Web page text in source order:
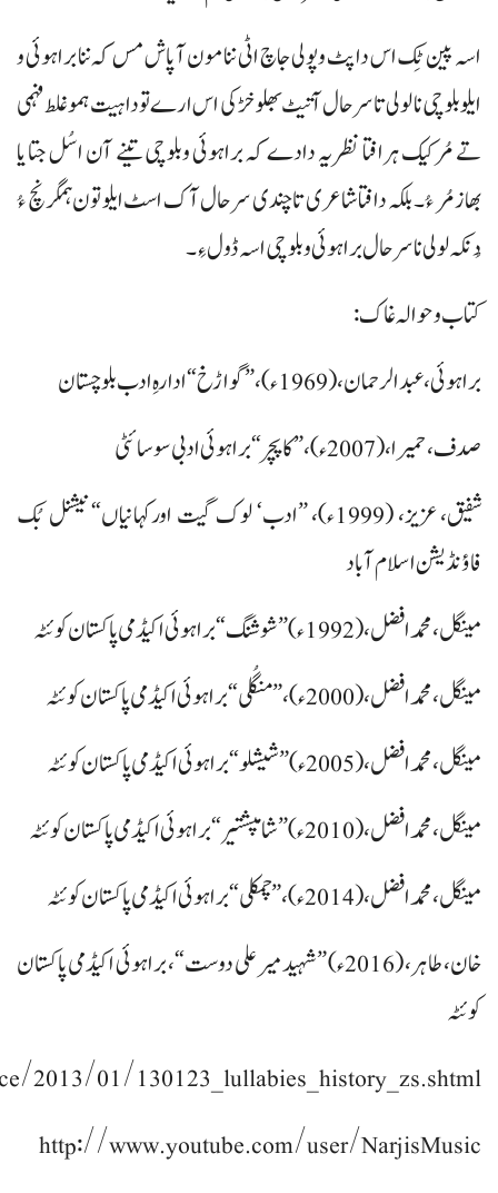
اسہ پین ٹِک اس دا پٹ وپولی جاچ اٹی ننا مون آ پاش مس کہ ننا براہوئی و
ایلو بلوچی نا لولی تا سرحال آتیٹ بھلو خڑکی اس ارے تو دا ہیت ہمو غلط فہمی
تے مُرکیک ہرافتا نظریہ دادے کہ براہوئی وبلوچی تینے آن اسُل جتا یا
بھاز مُر ءُ۔ بلکہ دافتا شاعری تا چندی سرحال آک اسٹ ایلو تون ہمگرنچ ءُ
دُنکہ لولی نا سرحال براہوئی وبلوچی اسہ ڈول ءِ۔
کتاب و حوالہ غاک:
براہوئی، عبدالرحمان، (1969ء)، ”گواڑخ“ ادارہِ ادب بلوچستان
صدف، حمیرا، (2007ء)، ”کاپچر“ براہوئی ادبی سوسائٹی
شفیق، عزیز، (1999ء)، ”ادب‘ لوک گیت اورکہانیاں“ نیشنل بُک
فاؤنڈیشن اسلام آباد
مینگل، محمد افضل، (1992ء) ”شوشنگ“ براہوئی اکیڈمی پاکستان کوئٹہ
مینگل، محمدافضل، (2000ء)، ”منگُلی“ براہوئی اکیڈمی پاکستان کوئٹہ
مینگل، محمدافضل، (2005ء) ”شیشلو“ براہوئی اکیڈمی پاکستان کوئٹہ
مینگل، محمدافضل، (2010ء) ”شامپشتیر“ براہوئی اکیڈمی پاکستان کوئٹہ
مینگل، محمد افضل، (2014ء)، ”چمکلی“ براہوئی اکیڈمی پاکستان کوئٹہ
خان، طاہر، (2016ء) ”شہید میر علی دوست“، براہوئی اکیڈمی پاکستان
کوئٹہ
2013/01/130123_lullabies_history_zs.shtml
http://www.youtube.com/user/NarjisMusic